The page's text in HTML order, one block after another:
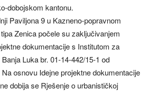
dobojskom kantonu.
Paviljona 9 u Kazneno-popravnom
Zenica počele su zaključivanjem
dokumentacije s Institutom za
Luka br. 01-14-442/15-1 od
osnovu Idejne projektne dokumentacije
dobija se Rješenje o urbanističkoj